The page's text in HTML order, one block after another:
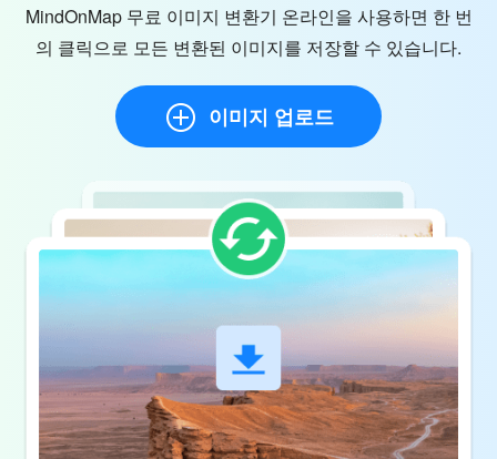
MindOnMap 무료 이미지 변환기 온라인을 사용하면 한 번
의 클릭으로 모든 변환된 이미지를 저장할 수 있습니다.
이미지 업로드